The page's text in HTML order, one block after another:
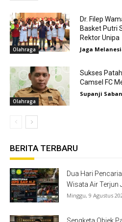
Olahraga
Dr. Filep
Basket Putri
Rektor Unipa
Jaga
Olahraga
Sukses
Camsel FC
Supanji Saban
BERITA TERBARU
Dua Hari
Wisata Air Terjun
Minggu, 9 Agustus
Sengketa Objek